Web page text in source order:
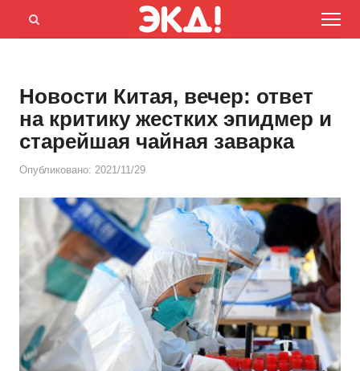
Menu
Открыть
Новости Китая, вечер: ответ
на критику жестких эпидмер и
старейшая чайная заварка
Опубликовано: 2021/11/29